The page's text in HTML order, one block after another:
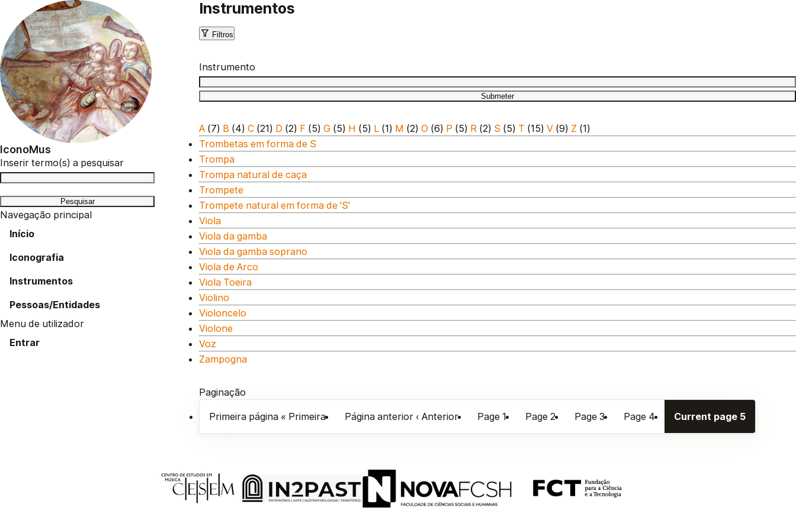
IconoMus
Inserir termo(s) a pesquisar
Navegação principal
Início
Iconografia
Instrumentos
Pessoas/Entidades
Menu de utilizador
Entrar
Instrumentos
Filtros
Instrumento
A (7) B (4) C (21) D (2) F (5) G (5) H (5) L (1) M (2) O (6) P (5) R (2) S (5) T (15) V (9) Z (1)
Trombetas em forma de S
Trompa
Trompa natural de caça
Trompete
Trompete natural em forma de 'S'
Viola
Viola da gamba
Viola da gamba soprano
Viola de Arco
Viola Toeira
Violino
Violoncelo
Violone
Voz
Zampogna
Paginação
Primeira página « Primeira Página anterior ‹ Anterior Page 1 Page 2 Page 3 Page 4 Current page 5